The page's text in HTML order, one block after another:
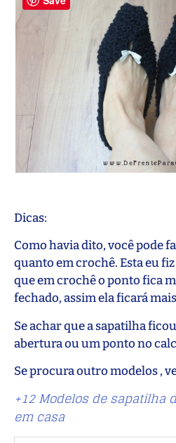
Dicas:
Como havia dito, você pode
quanto em crochê. Esta eu
que em crochê o ponto fica
fechado, assim ela ficará
Se achar que a sapatilha
abertura ou um ponto no
Se procura outro modelos ,
+12 Modelos de sapatilha
em casa